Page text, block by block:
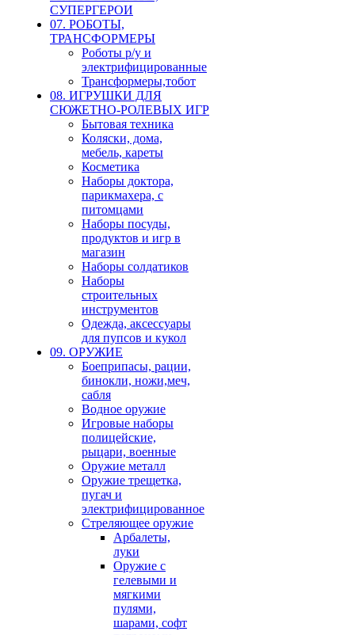
СУПЕРГЕРОИ
07. РОБОТЫ,
ТРАНСФОРМЕРЫ
Роботы р/у и
электрифицированные
Трансформеры,тобот
08. ИГРУШКИ ДЛЯ
СЮЖЕТНО-РОЛЕВЫХ ИГР
Бытовая техника
Коляски, дома,
мебель, кареты
Косметика
Наборы доктора,
парикмахера, с
питомцами
Наборы посуды,
продуктов и игр в
магазин
Наборы солдатиков
Наборы
строительных
инструментов
Одежда, аксессуары
для пупсов и кукол
09. ОРУЖИЕ
Боеприпасы, рации,
бинокли, ножи,меч,
сабля
Водное оружие
Игровые наборы
полицейские,
рыцари, военные
Оружие металл
Оружие трещетка,
пугач и
электрифицированное
Стреляющее оружие
Арбалеты,
луки
Оружие с
гелевыми и
мягкими
пулями,
шарами, софт